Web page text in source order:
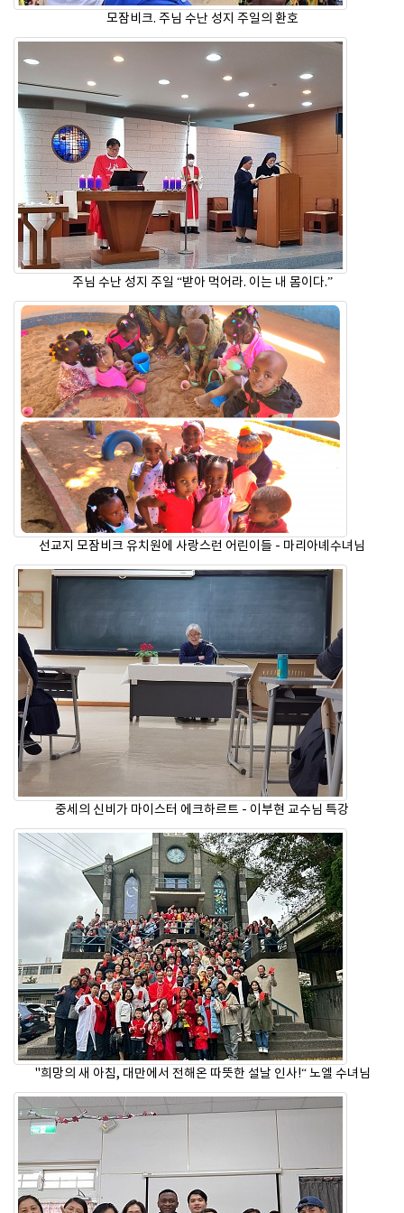
모잠비크. 주님 수난 성지 주일의 환호
주님 수난 성지 주일 “받아 먹어라. 이는 내 몸이다.”
선교지 모잠비크 유치원에 사랑스런 어린이들 - 마리아녜수녀님
중세의 신비가 마이스터 에크하르트 - 이부현 교수님 특강
"희망의 새 아침, 대만에서 전해온 따뜻한 설날 인사!“ 노엘 수녀님